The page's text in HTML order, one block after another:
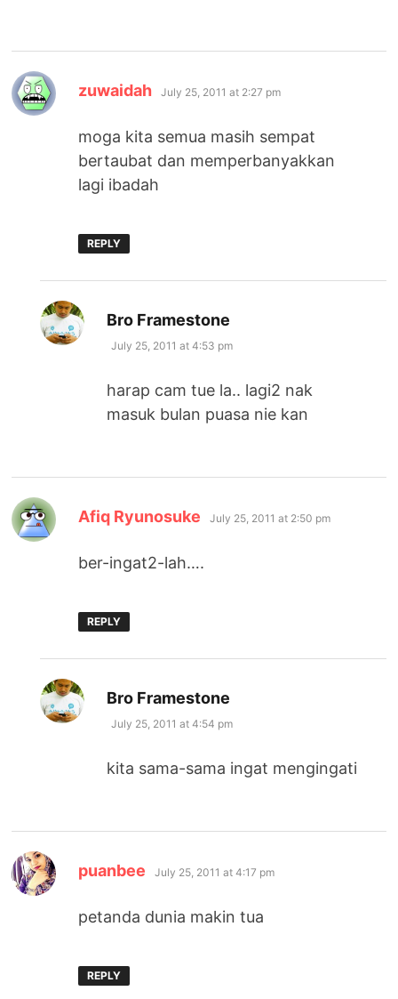
zuwaidah says:
July 25, 2011 at 2:27 pm
moga kita semua masih sempat
bertaubat dan memperbanyakkan
lagi ibadah
REPLY
Bro Framestone
July 25, 2011 at 4:53 pm
harap cam tue la.. lagi2 nak
masuk bulan puasa nie kan
Afiq Ryunosuke says:
July 25, 2011 at 2:50 pm
ber-ingat2-lah….
REPLY
Bro Framestone
July 25, 2011 at 4:54 pm
kita sama-sama ingat mengingati
puanbee says:
July 25, 2011 at 4:17 pm
petanda dunia makin tua
REPLY